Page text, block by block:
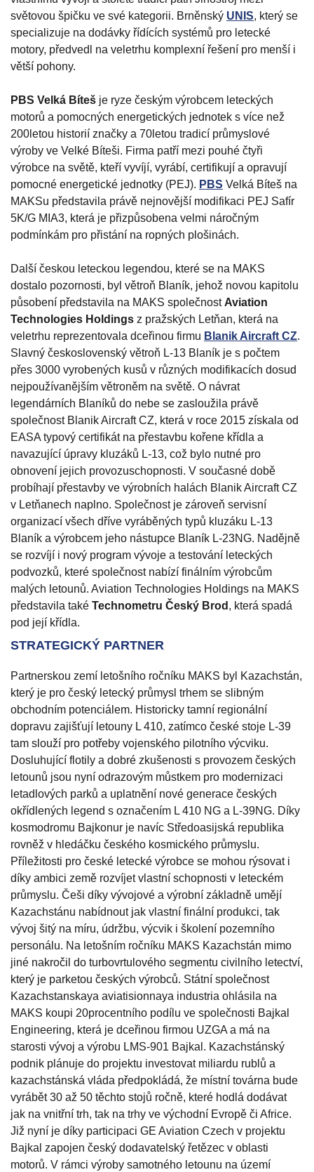
světovou špičku ve své kategorii. Brněnský UNIS, který se
specializuje na dodávky řídících systémů pro letecké
motory, předvedl na veletrhu komplexní řešení pro menší i
větší pohony.
PBS Velká Bíteš je ryze českým výrobcem leteckých
motorů a pomocných energetických jednotek s více než
200letou historií značky a 70letou tradicí průmyslové
výroby ve Velké Bíteši. Firma patří mezi pouhé čtyři
výrobce na světě, kteří vyvíjí, vyrábí, certifikují a opravují
pomocné energetické jednotky (PEJ). PBS Velká Bíteš na
MAKSu představila právě nejnovější modifikaci PEJ Safír
5K/G MIA3, která je přizpůsobena velmi náročným
podmínkám pro přistání na ropných plošinách.
Další českou leteckou legendou, které se na MAKS
dostalo pozornosti, byl větroň Blaník, jehož novou kapitolu
působení představila na MAKS společnost Aviation
Technologies Holdings z pražských Letňan, která na
veletrhu reprezentovala dceřinou firmu Blanik Aircraft CZ.
Slavný československý větroň L-13 Blaník je s počtem
přes 3000 vyrobených kusů v různých modifikacích dosud
nejpoužívanějším větroněm na světě. O návrat
legendárních Blaníků do nebe se zasloužila právě
společnost Blanik Aircraft CZ, která v roce 2015 získala od
EASA typový certifikát na přestavbu kořene křídla a
navazující úpravy kluzáků L-13, což bylo nutné pro
obnovení jejich provozuschopnosti. V současné době
probíhají přestavby ve výrobních halách Blanik Aircraft CZ
v Letňanech naplno. Společnost je zároveň servisní
organizací všech dříve vyráběných typů kluzáku L-13
Blaník a výrobcem jeho nástupce Blaník L-23NG. Nadějně
se rozvíjí i nový program vývoje a testování leteckých
podvozků, které společnost nabízí finálním výrobcům
malých letounů. Aviation Technologies Holdings na MAKS
představila také Technometru Český Brod , která spadá
pod její křídla.
STRATEGICKÝ PARTNER
Partnerskou zemí letošního ročníku MAKS byl Kazachstán,
který je pro český letecký průmysl trhem se slibným
obchodním potenciálem. Historicky tamní regionální
dopravu zajišťují letouny L 410, zatímco české stoje L-39
tam slouží pro potřeby vojenského pilotního výcviku.
Dosluhující flotily a dobré zkušenosti s provozem českých
letounů jsou nyní odrazovým můstkem pro modernizaci
letadlových parků a uplatnění nové generace českých
okřídlených legend s označením L 410 NG a L-39NG. Díky
kosmodromu Bajkonur je navíc Středoasijská republika
rovněž v hledáčku českého kosmického průmyslu.
Příležitosti pro české letecké výrobce se mohou rýsovat i
díky ambici země rozvíjet vlastní schopnosti v leteckém
průmyslu. Češi díky vývojové a výrobní základně umějí
Kazachstánu nabídnout jak vlastní finální produkci, tak
vývoj šitý na míru, údržbu, výcvik i školení pozemního
personálu. Na letošním ročníku MAKS Kazachstán mimo
jiné nakročil do turbovrtulového segmentu civilního letectví,
který je parketou českých výrobců. Státní společnost
Kazachstanskaya aviatisionnaya industria ohlásila na
MAKS koupi 20procentního podílu ve společnosti Bajkal
Engineering, která je dceřinou firmou UZGA a má na
starosti vývoj a výrobu LMS-901 Bajkal. Kazachstánský
podnik plánuje do projektu investovat miliardu rublů a
kazachstánská vláda předpokládá, že místní továrna bude
vyrábět 30 až 50 těchto stojů ročně, které hodlá dodávat
jak na vnitřní trh, tak na trhy ve východní Evropě či Africe.
Již nyní je díky participaci GE Aviation Czech v projektu
Bajkal zapojen český dodavatelský řetězec v oblasti
motorů. V rámci výroby samotného letounu na území